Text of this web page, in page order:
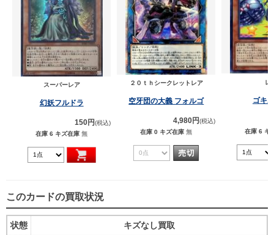
スーパーレア
幻妖フルドラ
150円(税込)
在庫 6 キズ在庫 無
２０ｔｈシークレットレア
空牙団の大義 フォルゴ
4,980円(税込)
在庫 0 キズ在庫 無
レ
ゴキ
在庫 6 キ
このカードの買取状況
状態
キズなし買取